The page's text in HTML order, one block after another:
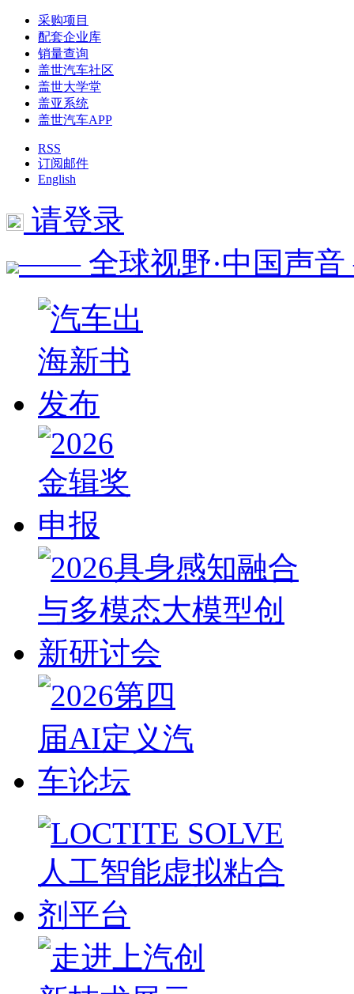
采购项目
配套企业库
销量查询
盖世汽车社区
盖世大学堂
盖亚系统
盖世汽车APP
RSS
订阅邮件
English
请登录
—— 全球视野·中国声